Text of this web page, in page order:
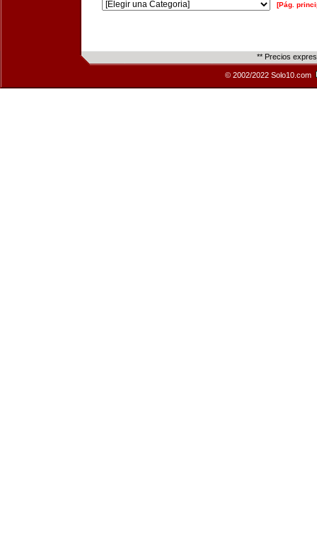
[Pág.
** Precios
© 2002/2022 Solo10.com